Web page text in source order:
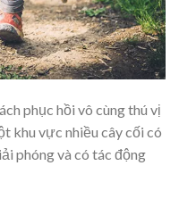
phục hồi vô cùng thú vị
khu vực nhiều cây cối có
phóng và có tác động